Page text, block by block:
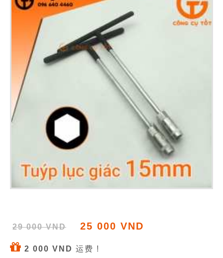
29 000 VND 25 000 VND
2 000 VND 运费 !